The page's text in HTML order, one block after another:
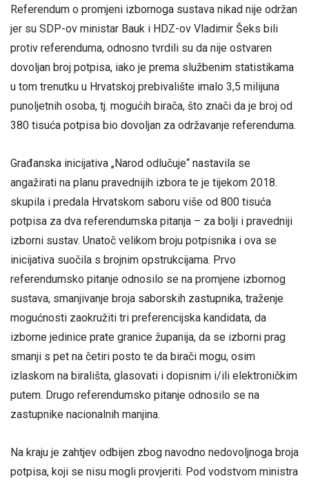
Referendum o promjeni izbornoga sustava nikad nije održan
jer su SDP-ov ministar Bauk i HDZ-ov Vladimir Šeks bili
protiv referenduma, odnosno tvrdili su da nije ostvaren
dovoljan broj potpisa, iako je prema službenim statistikama
u tom trenutku u Hrvatskoj prebivalište imalo 3,5 milijuna
punoljetnih osoba, tj. mogućih birača, što znači da je broj od
380 tisuća potpisa bio dovoljan za održavanje referenduma.
Građanska inicijativa „Narod odlučuje“ nastavila se
angažirati na planu pravednijih izbora te je tijekom 2018.
skupila i predala Hrvatskom saboru više od 800 tisuća
potpisa za dva referendumska pitanja – za bolji i pravedniji
izborni sustav. Unatoč velikom broju potpisnika i ova se
inicijativa suočila s brojnim opstrukcijama. Prvo
referendumsko pitanje odnosilo se na promjene izbornog
sustava, smanjivanje broja saborskih zastupnika, traženje
mogućnosti zaokružiti tri preferencijska kandidata, da
izborne jedinice prate granice županija, da se izborni prag
smanji s pet na četiri posto te da birači mogu, osim
izlaskom na birališta, glasovati i dopisnim i/ili elektroničkim
putem. Drugo referendumsko pitanje odnosilo se na
zastupnike nacionalnih manjina.
Na kraju je zahtjev odbijen zbog navodno nedovoljnoga broja
potpisa, koji se nisu mogli provjeriti. Pod vodstvom ministra